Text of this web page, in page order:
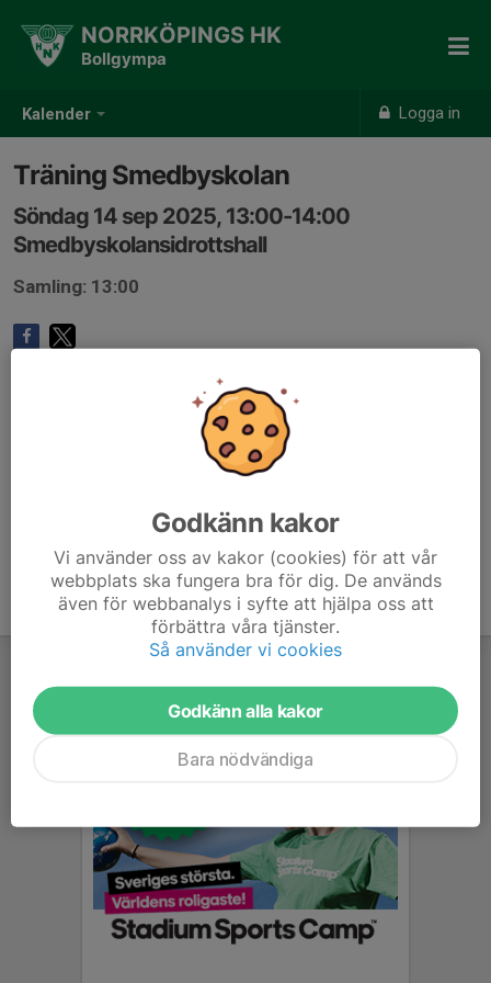
Kalender Logga in
NORRKÖPINGS HK
Bollgympa
Träning Smedbyskolan
Söndag 14 sep 2025, 13:00-14:00
Smedbyskolansidrottshall
Samling: 13:00
Godkänn kakor
Vi använder oss av kakor (cookies) för att vår
webbplats ska fungera bra för dig. De används
även för webbanalys i syfte att hjälpa oss att
förbättra våra tjänster.
Så använder vi cookies
Godkänn alla kakor
Bara nödvändiga